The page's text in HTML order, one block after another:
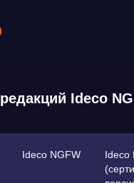
Ideco
Ideco NGFW
Ideco